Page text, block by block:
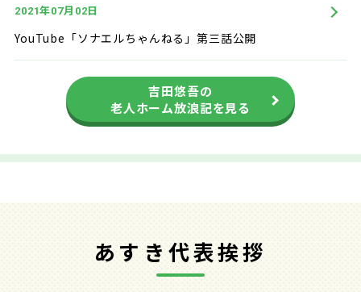
2021年07月 02日
YouTube「ソナエルちゃんねる」第三話公開
吉田悠吾の
老人ホーム放浪記を見る
あすき代表挨拶